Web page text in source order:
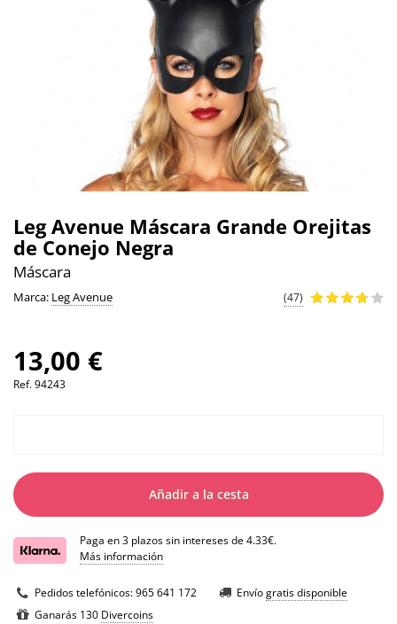
Leg Avenue Máscara Grande Orejitas
de Conejo Negra
Máscara
Marca: Leg Avenue (47)
13,00 €
Ref.94243
Añadir a la cesta
Paga en 3 plazos sin intereses de 4.33€.
Más información
Pedidos telefónicos:965 641 172 Envíogratis disponible
Ganarás 130 Divercoins